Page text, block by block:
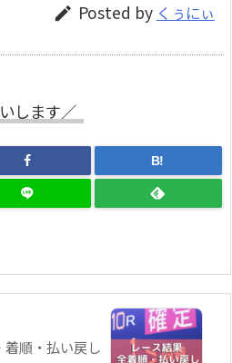
 Posted by くぅにぃ
します／
B!
順・払い戻し